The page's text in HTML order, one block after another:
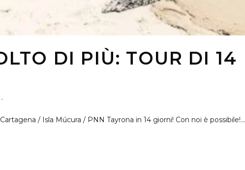
DI PIÙ: TOUR DI 14
/ Isla Múcura / PNN Tayrona in 14 giorni! Con noi è possibile!...